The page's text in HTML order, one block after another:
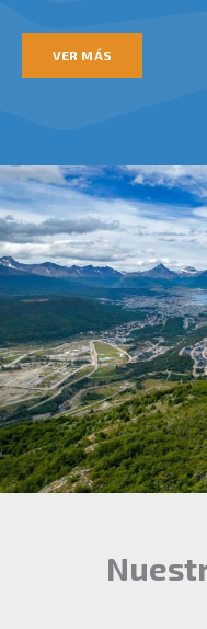
VER MÁS